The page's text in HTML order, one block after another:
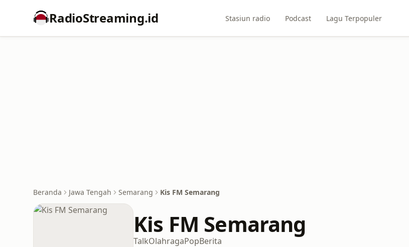
RadioStreaming.id Stasiun radio Podcast Lagu Terpopuler
Beranda Jawa Tengah Semarang Kis FM Semarang
Kis FM Semarang
TalkOlahragaPopBerita